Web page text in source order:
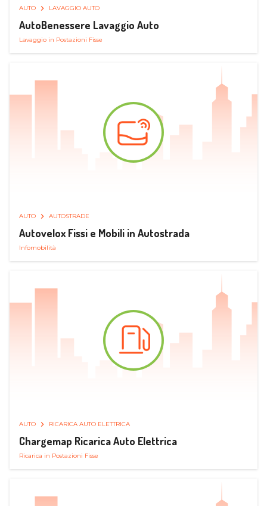
AUTO LAVAGGIO AUTO
AutoBenessere Lavaggio Auto
Lavaggio in Postazioni Fisse
AUTO AUTOSTRADE
Autovelox Fissi e Mobili in Autostrada
Infomobilità
AUTO RICARICA AUTO ELETTRICA
Chargemap Ricarica Auto Elettrica
Ricarica in Postazioni Fisse